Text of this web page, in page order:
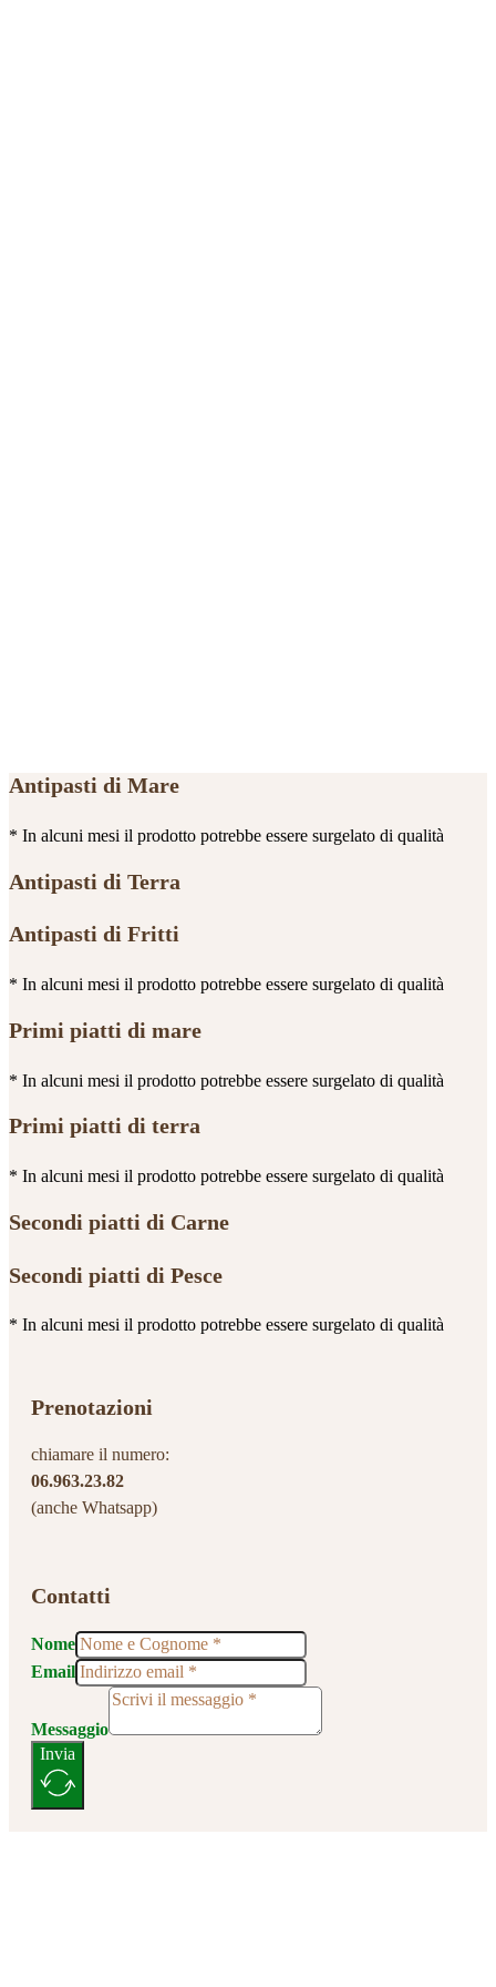
Antipasti di Mare
* In alcuni mesi il prodotto potrebbe essere surgelato di qualità
Antipasti di Terra
Antipasti di Fritti
* In alcuni mesi il prodotto potrebbe essere surgelato di qualità
Primi piatti di mare
* In alcuni mesi il prodotto potrebbe essere surgelato di qualità
Primi piatti di terra
* In alcuni mesi il prodotto potrebbe essere surgelato di qualità
Secondi piatti di Carne
Secondi piatti di Pesce
* In alcuni mesi il prodotto potrebbe essere surgelato di qualità
Contatti
Nome
Email
Messaggio
Invia
Prenotazioni
chiamare il numero:
06.963.23.82
(anche Whatsapp)